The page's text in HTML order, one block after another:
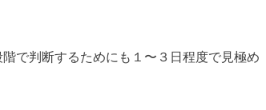
で判断するためにも１〜３日程度で見極め